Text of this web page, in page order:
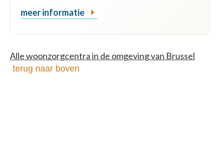
meer informatie
Alle woonzorgcentra in de omgeving van Brussel
terug naar boven